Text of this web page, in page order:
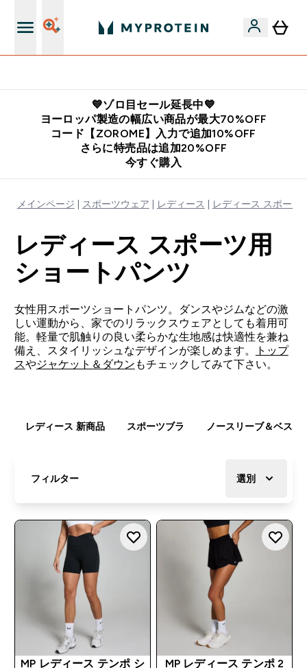
💙ゾロ目セール延長中💙
ヨーロッパ製造の幅広い商品が最大70%OFF
コード【ZOROME】入力で追加10%OFF
さらに特売品は追加20%OFF
今すぐ購入
メインページ スポーツウェア レディース レディース スポーツ
レディース スポーツ用
ショートパンツ
女性用スポーツショートパンツ。ダンスやジムなどの激
しい運動から、家でのリラックスウェアとしても着用可
能。軽量で肌触りの良い柔らかな生地感は快適性を兼ね
備え、スタイリッシュなデザインが楽しめます。
トップ
スやジャケット＆ダウン もチェックしてみて下さい。
レディース 新商品 スポーツブラ ノースリーブ＆ベスト
フィルター 選別
MP レディース テンポ シ
MP レディース テンポ 2